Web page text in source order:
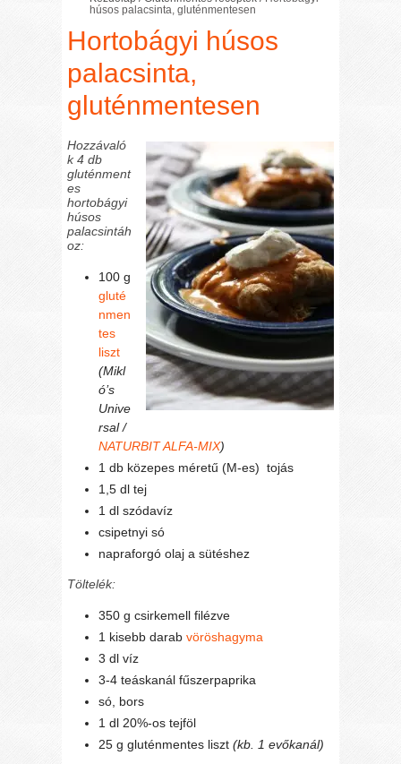
húsos palacsinta, gluténmentesen
Hortobágyi húsos
palacsinta,
gluténmentesen
Hozzávaló
k 4 db
gluténment
es
hortobágyi
húsos
palacsintáh
oz:
100 g
gluté
nmen
tes
liszt
(Mikl
ó’s
Unive
rsal /
NATURBIT ALFA-MIX)
1 db közepes méretű (M-es) tojás
1,5 dl tej
1 dl szódavíz
csipetnyi só
napraforgó olaj a sütéshez
Töltelék:
350 g csirkemell filézve
1 kisebb darabvöröshagyma
3 dl víz
3-4 teáskanál fűszerpaprika
só, bors
1 dl 20%-os tejföl
25 g gluténmentes liszt(kb. 1 evőkanál)